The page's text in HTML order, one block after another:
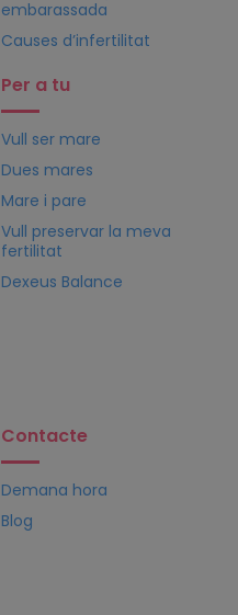
embarassada
Causes d’infertilitat
Per a tu
Vull ser mare
Dues mares
Mare i pare
Vull preservar la meva
fertilitat
Dexeus Balance
Contacte
Demana hora
Blog